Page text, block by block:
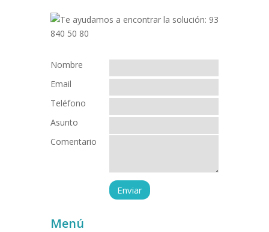
Nombre
Email
Teléfono
Asunto
Comentario
Menú